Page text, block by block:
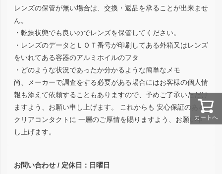
カートへ
レンズの保管が無い場合は、交換・返品を承ることが出来ませ
ん。
・乾燥状態でも良いのでレンズを保管してください。
・レンズのデータとＬＯＴ番号が印刷してある外箱又はレンズ
をいれてある容器のアルミホイルのフタ
・どのような状況であったか分かるような簡単なメモ
尚、メーカーで調査をする必要がある場合にはお客様の個人情
報も添えて依頼することもありますので、予めご了承いただけ
ますよう、お願い申し上げます。 これからも 安心保証のある
クリアコンタクトに 一層のご厚情を賜りますよう、お願い申
し上げます。
お問い合わせ / 定休日：日曜日